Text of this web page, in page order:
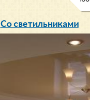
Со светильниками